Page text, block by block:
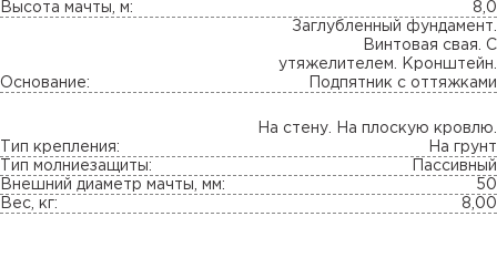
Высота мачты, м:
8,0
Основание:
Заглубленный фундамент.
Винтовая свая. С
утяжелителем. Кронштейн.
Подпятник с оттяжками
Тип крепления:
На стену. На плоскую кровлю.
На грунт
Тип молниезащиты:
Пассивный
Внешний диаметр мачты, мм:
50
Вес, кг:
8,00